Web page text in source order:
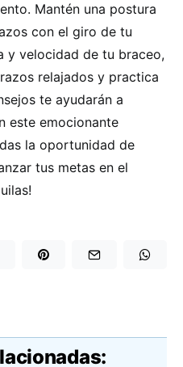
Mantén una postura
con el giro de tu
y velocidad de tu braceo,
relajados y practica
te ayudarán a
este emocionante
la oportunidad de
tus metas en el